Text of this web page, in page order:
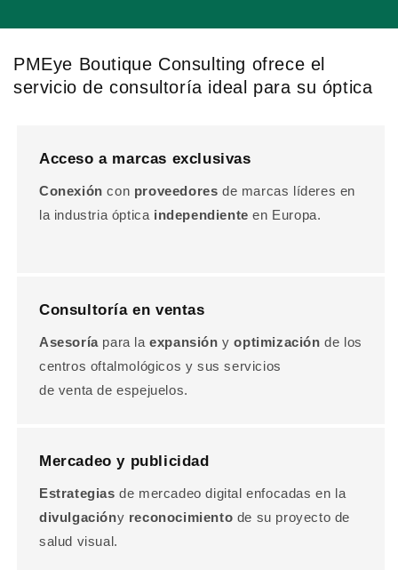
PMEye Boutique Consulting ofrece el
servicio de consultoría ideal para su óptica
Acceso a marcas exclusivas
Conexióncon proveedoresde marcas líderes en
la industria óptica independiente en Europa.
Consultoría en ventas
Asesoría para laexpansión yoptimización de los
centros oftalmológicos y sus servicios
de venta de espejuelos.
Mercadeo y publicidad
Estrategiasde mercadeo digital enfocadas en la
divulgacióny reconocimiento de su proyecto de
salud visual.